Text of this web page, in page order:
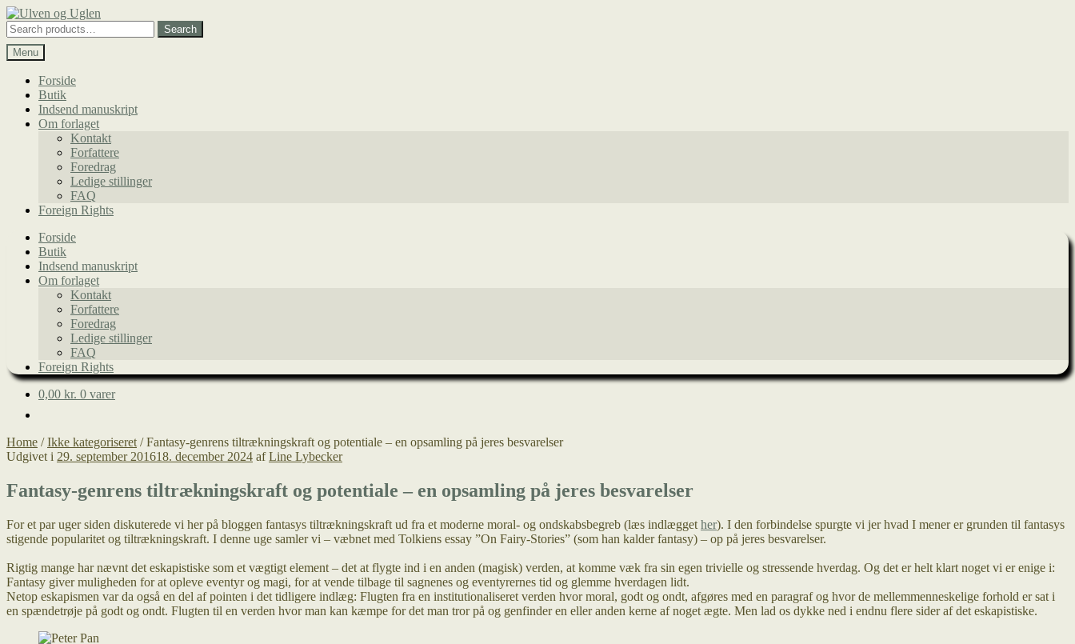
Spring
til
navigation
Spring
til
indhold
Search
for:
Search
Menu
Forside
Butik
Indsend manuskript
Om forlaget
Kontakt
Forfattere
Foredrag
Ledige stillinger
FAQ
Foreign Rights
Forside
Butik
Indsend manuskript
Om forlaget
Kontakt
Forfattere
Foredrag
Ledige stillinger
FAQ
Foreign Rights
0,00 kr. 0 varer
Home /Ikke kategoriseret /Fantasy-genrens tiltrækningskraft og potentiale – en opsamling på jeres besvarelser
Udgivet i 29. september 201618. december 2024 afLine Lybecker
Fantasy-genrens tiltrækningskraft og potentiale – en opsamling på jeres besvarelser
For et par uger siden diskuterede vi her på bloggen fantasys tiltrækningskraft ud fra et moderne moral- og ondskabsbegreb (læs indlægget her). I den forbindelse spurgte vi jer hvad I mener er grunden til fantasys
stigende popularitet og tiltrækningskraft. I denne uge samler vi – væbnet med Tolkiens essay ”On Fairy-Stories” (som han kalder fantasy) – op på jeres besvarelser.
Rigtig mange har nævnt det eskapistiske som et vægtigt element – det at flygte ind i en anden (magisk) verden, at komme væk fra sin egen trivielle og stressende hverdag. Og det er helt klart noget vi er enige i:
Fantasy giver muligheden for at opleve eventyr og magi, for at vende tilbage til sagnenes og eventyrernes tid og glemme hverdagen lidt.
Netop eskapismen var da også en del af pointen i det tidligere indlæg: Flugten fra en institutionaliseret verden hvor moral, godt og ondt, afgøres med en paragraf og hvor de mellemmenneskelige forhold er sat i
en spændetrøje på godt og ondt. Flugten til en verden hvor man kan kæmpe for det man tror på og genfinder en eller anden kerne af noget ægte. Men lad os dykke ned i endnu flere sider af det eskapistiske.